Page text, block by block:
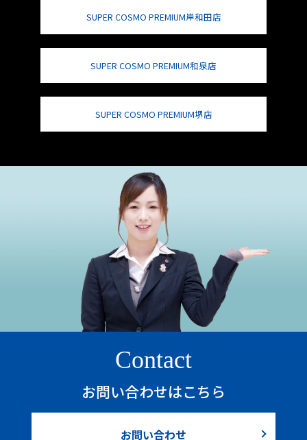
SUPER COSMO PREMIUM岸和田店
SUPER COSMO PREMIUM和泉店
SUPER COSMO PREMIUM堺店
Contact
お問い合わせはこちら
お問い合わせ